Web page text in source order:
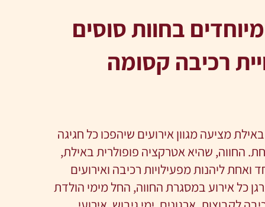
בחוות סוסים
רכיבה קסומה
מציעה מגוון אירועים שיהפכו כל חגיגה
החווה, שהיא אטרקציה פופולרית באילת,
ליהנות מפעילויות רכיבה ואירועים
כל אירוע במסגרת החווה, החל מימי הולדת